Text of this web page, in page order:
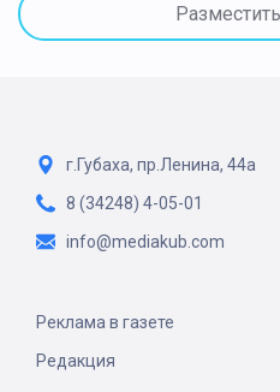
г.Губаха, пр.Ленина, 44а
8 (34248) 4-05-01
info@mediakub.com
Реклама в газете
Редакция